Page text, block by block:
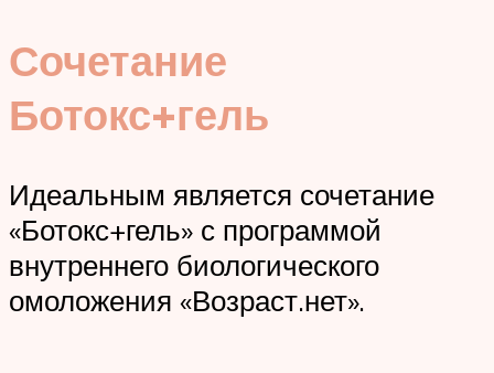
Сочетание
Ботокс+гель
Идеальным является сочетание
«Ботокс+гель» с программой
внутреннего биологического
омоложения «Возраст.нет».